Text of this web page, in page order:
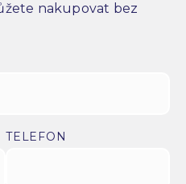
nakupovat bez
TELEFON